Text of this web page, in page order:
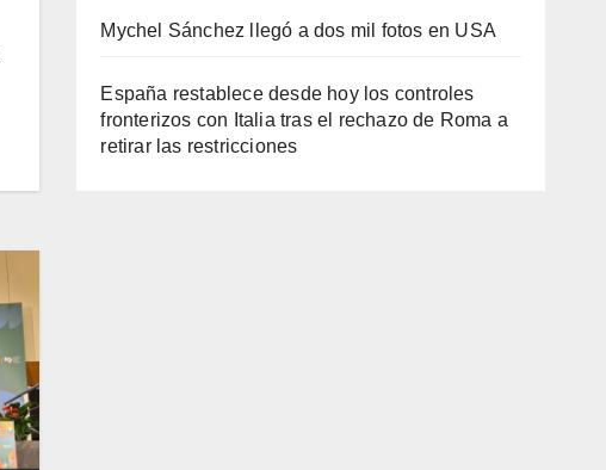
Mychel Sánchez llegó a dos mil fotos en USA
España restablece desde hoy los controles
fronterizos con Italia tras el rechazo de Roma a
retirar las restricciones